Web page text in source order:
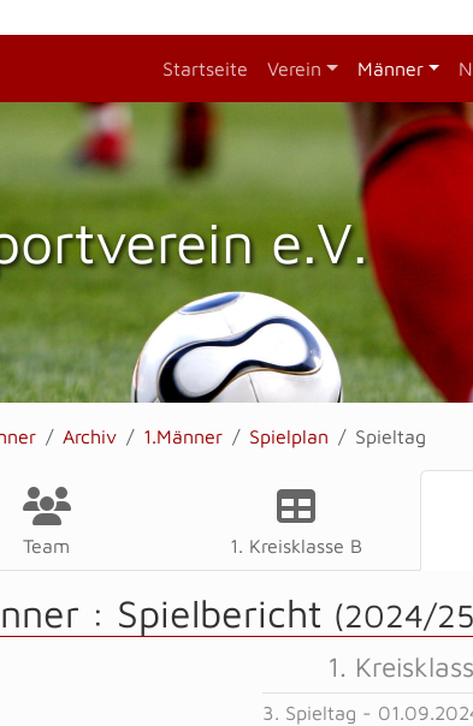
Startseite Verein Männer
e.V.
Archiv 1.Männer Spielplan Spieltag
Team 1. Kreisklasse B
: Spielbericht (2024/
1.
3. Spieltag -